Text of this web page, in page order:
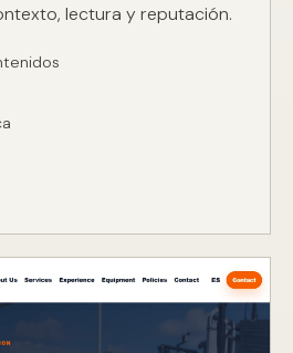
lectura y reputación.